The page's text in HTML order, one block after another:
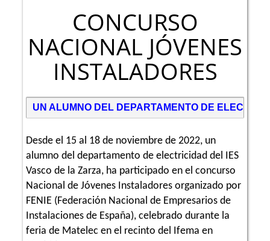
CONCURSO
NACIONAL JÓVENES
INSTALADORES
UN ALUMNO DEL DEPARTAMENTO DE
Desde el 15 al 18 de noviembre de 2022, un
alumno del departamento de electricidad del IES
Vasco de la Zarza, ha participado en el concurso
Nacional de Jóvenes Instaladores organizado por
FENIE (Federación Nacional de Empresarios de
Instalaciones de España), celebrado durante la
feria de Matelec en el recinto del Ifema en